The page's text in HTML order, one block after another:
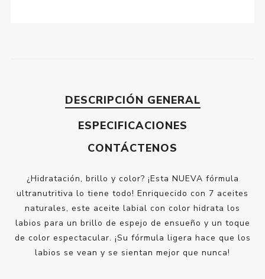
DESCRIPCIÓN GENERAL
ESPECIFICACIONES
CONTÁCTENOS
¿Hidratación, brillo y color? ¡Esta NUEVA fórmula
ultranutritiva lo tiene todo! Enriquecido con 7 aceites
naturales, este aceite labial con color hidrata los
labios para un brillo de espejo de ensueño y un toque
de color espectacular. ¡Su fórmula ligera hace que los
labios se vean y se sientan mejor que nunca!